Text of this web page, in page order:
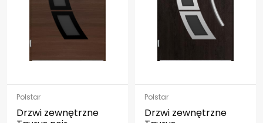
Polstar
Drzwi zewnętrzne
Polstar
Drzwi zewnętrzne